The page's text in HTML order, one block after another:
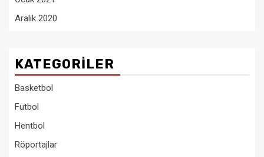
Aralık 2020
KATEGORILER
Basketbol
Futbol
Hentbol
Röportajlar